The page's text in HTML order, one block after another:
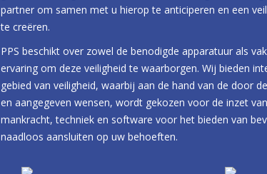
partner om samen met u hierop te anticiperen en een
te creëren.
PPS beschikt over zowel de benodigde apparatuur als
ervaring om deze veiligheid te waarborgen. Wij bieden
gebied van veiligheid, waarbij aan de hand van de door
en aangegeven wensen, wordt gekozen voor de inzet
mankracht, techniek en software voor het bieden van
naadloos aansluiten op uw behoeften.